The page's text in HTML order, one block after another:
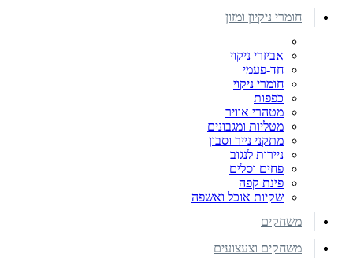
חומרי ניקיון ומזון
אביזרי ניקוי
חד-פעמי
חומרי ניקוי
כפפות
מטהרי אוויר
מטליות ומגבונים
מתקני נייר וסבון
ניירות לנגוב
פחים וסלים
פינת קפה
שקיות אוכל ואשפה
משחקים
משחקים וצעצועים